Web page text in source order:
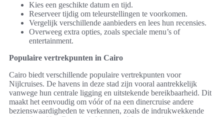
Kies een geschikte datum en tijd.
Reserveer tijdig om teleurstellingen te voorkomen.
Vergelijk verschillende aanbieders en lees hun recensies.
Overweeg extra opties, zoals speciale menu’s of
entertainment.
Populaire vertrekpunten in Cairo
Cairo biedt verschillende populaire vertrekpunten voor
Nijlcruises. De havens in deze stad zijn vooral aantrekkelijk
vanwege hun centrale ligging en uitstekende bereikbaarheid. Dit
maakt het eenvoudig om vóór of na een dinercruise andere
bezienswaardigheden te verkennen, zoals de indrukwekkende